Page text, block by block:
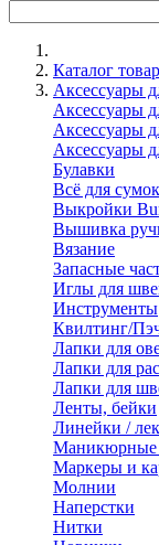
Каталог
Аксессуары
Аксессуары
Аксессуары
Аксессуары
Булавки
Всё для сумок
Выкройки
Вышивка
Вязание
Запасные
Иглы для
Инструменты
Квилтинг/
Лапки для
Лапки для
Лапки для
Ленты, бейки
Линейки /
Маникюрные
Маркеры и
Молнии
Наперстки
Нитки